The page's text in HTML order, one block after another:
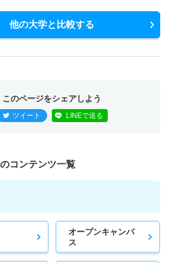
他の大学と比較する
このページをシェアしよう
ツイート LINEで送る
コンテンツ一覧
オープンキャンパ
ス